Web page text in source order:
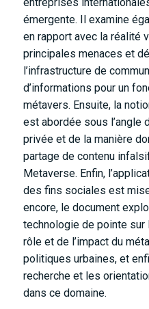
émergente. Il examine
en rapport avec la réalité
principales menaces et
l’infrastructure de
d’informations pour un
métavers. Ensuite, la
est abordée sous l’angle
privée et de la manière
partage de contenu
Metaverse. Enfin,
des fins sociales est
encore, le document
technologie de pointe
rôle et de l’impact du
politiques urbaines, et
recherche et les
dans ce domaine.